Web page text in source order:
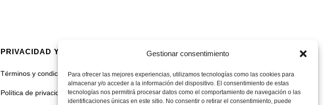
Gestionar consentimiento
Para ofrecer las mejores experiencias, utilizamos tecnologías como las cookies para
almacenar y/o acceder a la información del dispositivo. El consentimiento de estas
tecnologías nos permitirá procesar datos como el comportamiento de navegación o las
identificaciones únicas en este sitio. No consentir o retirar el consentimiento, puede
PRIVACIDAD Y COOKIES
Términos y condiciones
Política de privacidad
CATEGORÍAS
Mujer
Hombre